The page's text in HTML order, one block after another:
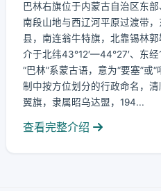
巴林右旗位于内蒙古自治区东
南段山地与西辽河平原过渡带
县，南连翁牛特旗，北靠锡林
介于北纬43°12′—44°27′、东经
“巴林”系蒙古语，意为“要塞”或
制中按方位划分的行政命名，
翼旗，隶属昭乌达盟，194...
查看完整介绍